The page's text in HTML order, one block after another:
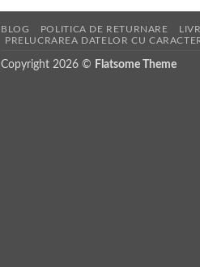
BLOG POLITICA DE RETURNARE
PRELUCRAREA DATELOR CU
Copyright 2026 © Flatsome Theme